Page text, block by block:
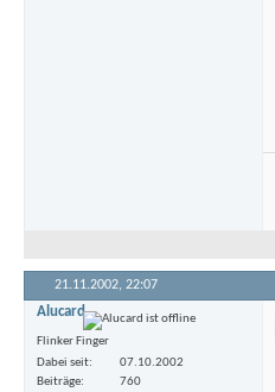
21.11.2002, 22:07
Alucard
Flinker Finger
Dabei seit
07.10.2002
Beiträge
760